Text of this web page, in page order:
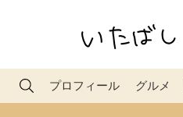
プロフィール グルメ